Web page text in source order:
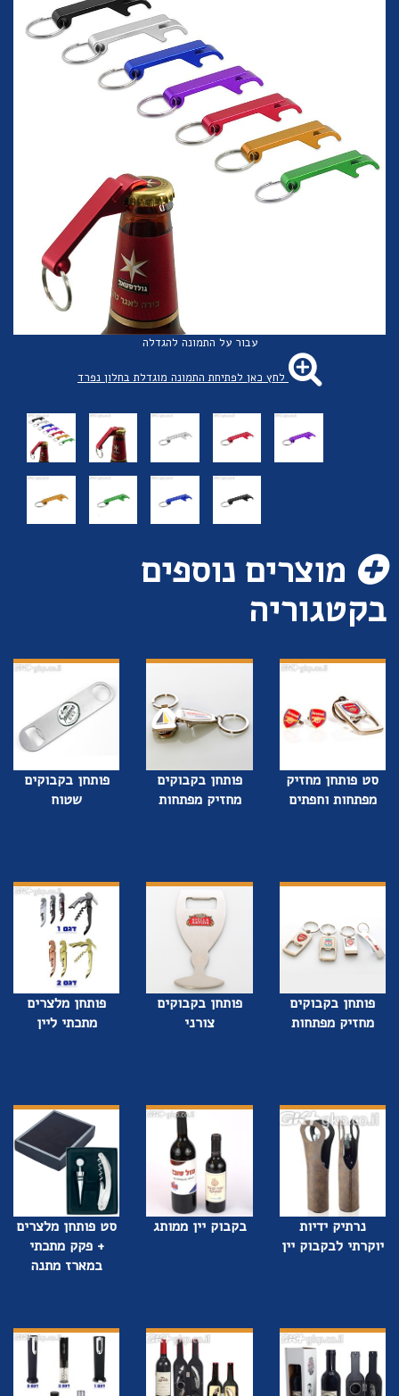
עבור על התמונה להגדלה
לחץ כאן לפתיחת התמונה מוגדלת בחלון נפרד
מוצרים נוספים
בקטגוריה
סט פותחן מחזיק
מפתחות וחפתים
פותחן בקבוקים
מחזיק מפתחות
פותחן בקבוקים
שטוח
פותחן בקבוקים
מחזיק מפתחות
פותחן בקבוקים
צורני
פותחן מלצרים
מתכתי ליין
נרתיק ידיות
יוקרתי לבקבוק יין
בקבוק יין ממותג
סט פותחן מלצרים
+ פקק מתכתי
במארז מתנה